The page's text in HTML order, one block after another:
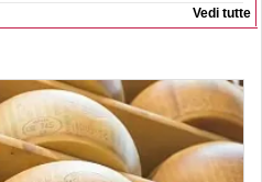
Vedi tutte